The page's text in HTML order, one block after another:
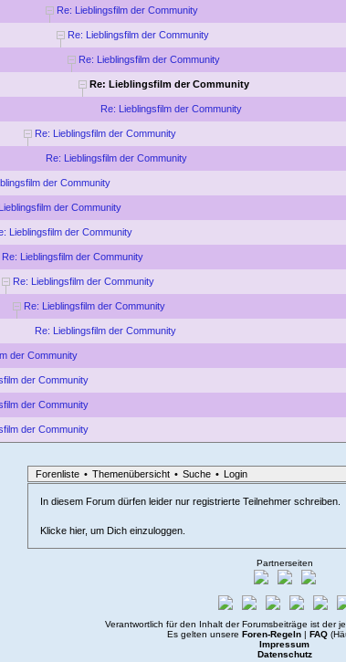
Re: Lieblingsfilm der Community
Re: Lieblingsfilm der Community
Re: Lieblingsfilm der Community
Re: Lieblingsfilm der Community
Re: Lieblingsfilm der Community
Re: Lieblingsfilm der Community
Re: Lieblingsfilm der Community
der Community
der Community
Lieblingsfilm der Community
Re: Lieblingsfilm der Community
Re: Lieblingsfilm der Community
Re: Lieblingsfilm der Community
Re: Lieblingsfilm der Community
der Community
der Community
der Community
der Community
Forenliste • Themenübersicht • Suche • Login
In diesem Forum dürfen leider nur registrierte Teilnehmer schreiben.
Klicke hier, um Dich einzuloggen.
Partnerseiten
Verantwortlich für den Inhalt der Forumsbeiträge ist der
Es gelten unsere Foren-Regeln FAQ
Impressum
Datenschutz